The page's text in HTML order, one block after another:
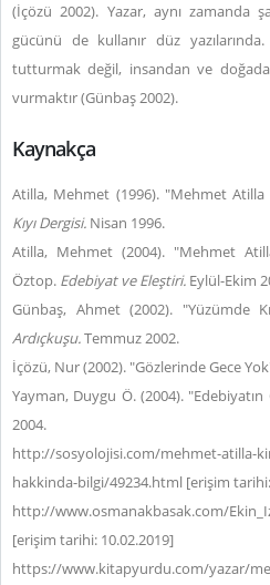
(İçözü 2002). Yazar, aynı zamanda
gücünü de kullanır düz
tutturmak değil, insandan ve
vurmaktır (Günbaş 2002).
Kaynakça
Atilla, Mehmet (1996). "Mehmet
Kıyı Dergisi. Nisan 1996.
Atilla, Mehmet (2004). "Mehmet
Öztop. Edebiyat ve Eleştiri. Eylül-Ekim
Günbaş, Ahmet (2002). "Yüzümde
Ardıçkuşu.Temmuz 2002.
İçözü, Nur (2002). "Gözlerinde Gece
Yayman, Duygu Ö. (2004). "Edebiyatın
2004.
http://sosyolojisi.com/mehmet-atilla-
hakkinda-bilgi/49234.html [erişim
http://www.osmanakbasak.com/
[erişim tarihi: 10.02.2019]
https://www.kitapyurdu.com/yazar/